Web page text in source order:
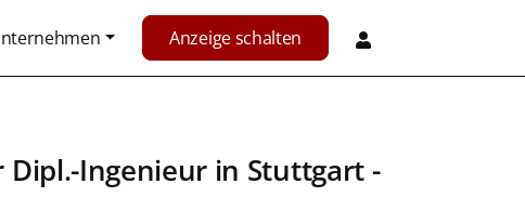
Anzeige schalten
Dipl.-Ingenieur in Stuttgart-